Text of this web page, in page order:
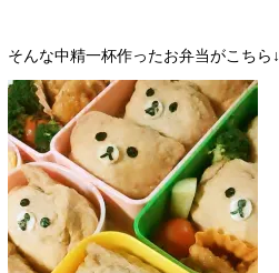
そんな中精一杯作ったお弁当がこちら↓